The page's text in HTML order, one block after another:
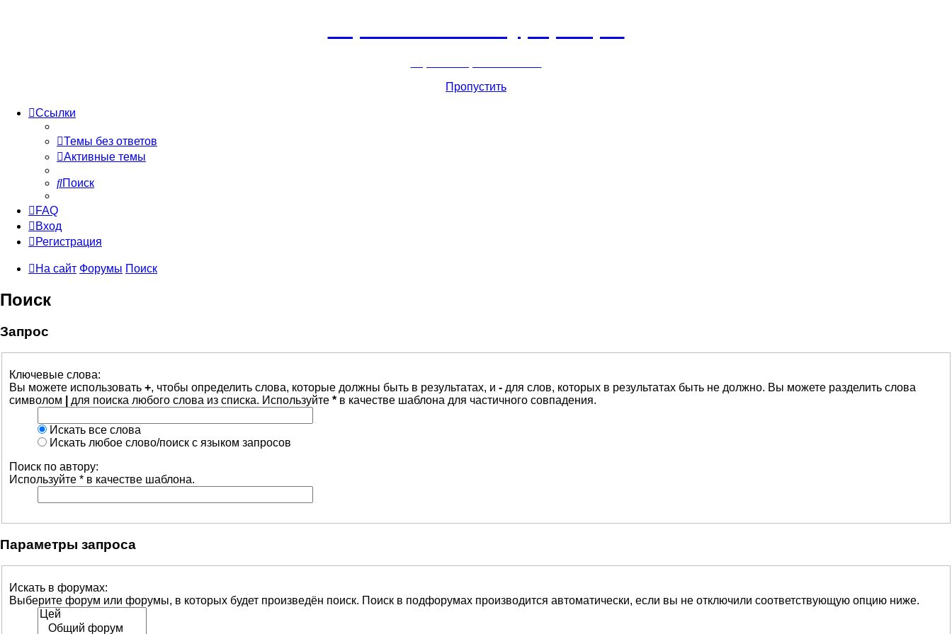
Пропустить
Ссылки
Темы без ответов
Активные темы
Поиск
FAQ
Вход
Регистрация
На сайт Форумы Поиск
Поиск
Запрос
Ключевые слова:
Вы можете использовать +, чтобы определить слова, которые должны быть в результатах, и - для слов, которых в результатах быть не должно. Вы можете разделить слова
символом
для поиска любого слова из списка. Используйте * в качестве шаблона для частичного совпадения.
Искать все слова
Искать любое слово/поиск с языком запросов
Поиск по автору:
Используйте * в качестве шаблона.
Параметры запроса
Искать в форумах:
Выберите форум или форумы, в которых будет произведён поиск. Поиск в подфорумах производится автоматически, если вы не отключили соответствующую опцию ниже.